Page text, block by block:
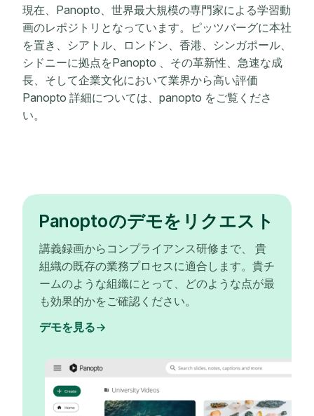
現在、Panopto、世界最大規模の専門家による学習動
画のレポジトリとなっています。ピッツバーグに本社
を置き、シアトル、ロンドン、香港、シンガポール、
シドニーに拠点をPanopto 、その革新性、急速な成
長、そして企業文化において業界から高い評価
Panopto 詳細については、panopto をご覧くださ
い。
Panoptoのデモをリクエスト
講義録画からコンプライアンス研修まで、 貴
組織の既存の業務プロセスに適合します。貴チ
ームのような組織にとって、どのような点が最
も効果的かをご確認ください。
デモを見る